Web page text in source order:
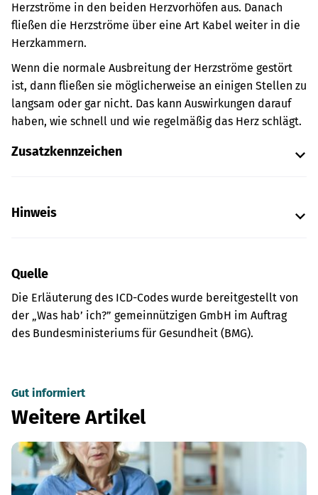
Herzströme in den beiden Herzvorhöfen aus. Danach
fließen die Herzströme über eine Art Kabel weiter in die
Herzkammern.
Wenn die normale Ausbreitung der Herzströme gestört
ist, dann fließen sie möglicherweise an einigen Stellen zu
langsam oder gar nicht. Das kann Auswirkungen darauf
haben, wie schnell und wie regelmäßig das Herz schlägt.
Zusatzkennzeichen
Hinweis
Quelle
Die Erläuterung des ICD-Codes wurde bereitgestellt von
der „Was hab’ ich?” gemeinnützigen GmbH im Auftrag
des Bundesministeriums für Gesundheit (BMG).
Gut informiert
Weitere Artikel